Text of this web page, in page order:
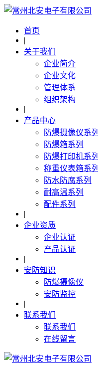
首页
|
关于我们
企业简介
企业文化
管理体系
组织架构
|
产品中心
防爆摄像仪系列
防爆箱系列
防爆打印机系列
称重仪表箱系列
防水防腐系列
耐高温系列
配件系列
|
企业资质
企业认证
产品认证
|
安防知识
防爆摄像仪
安防监控
|
联系我们
联系我们
在线留言